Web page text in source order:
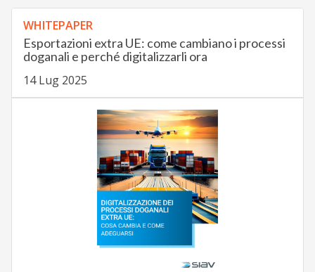
WHITEPAPER
Esportazioni extra UE: come cambiano i processi
doganali e perché digitalizzarli ora
14 Lug 2025